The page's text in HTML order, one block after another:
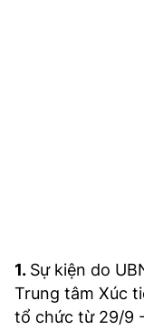
1. Sự kiện do
Trung tâm Xúc
tổ chức từ 29/9